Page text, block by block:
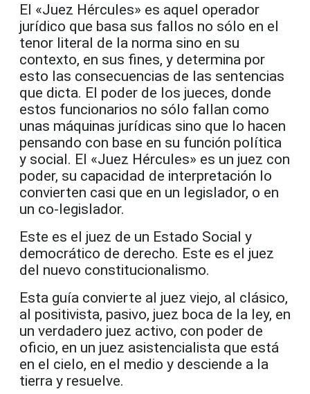
El «Juez Hércules» es aquel operador
jurídico que basa sus fallos no sólo en el
tenor literal de la norma sino en su
contexto, en sus fines, y determina por
esto las consecuencias de las sentencias
que dicta. El poder de los jueces, donde
estos funcionarios no sólo fallan como
unas máquinas jurídicas sino que lo hacen
pensando con base en su función política
y social. El «Juez Hércules» es un juez con
poder, su capacidad de interpretación lo
convierten casi que en un legislador, o en
un co-legislador.
Este es el juez de un Estado Social y
democrático de derecho. Este es el juez
del nuevo constitucionalismo.
Esta guía convierte al juez viejo, al clásico,
al positivista, pasivo, juez boca de la ley, en
un verdadero juez activo, con poder de
oficio, en un juez asistencialista que está
en el cielo, en el medio y desciende a la
tierra y resuelve.